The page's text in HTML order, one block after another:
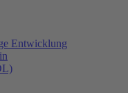
Entwicklung